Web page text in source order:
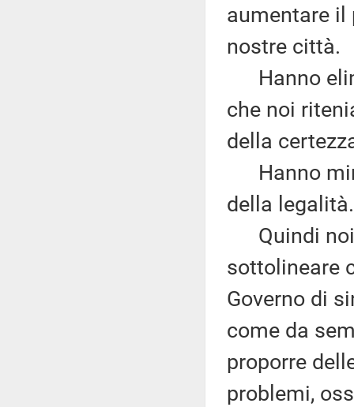
aumentare il
nostre città.
Hanno
che noi
della
Hanno
della legalità.
Quindi noi
sottolineare
Governo di
come da
proporre
problemi,